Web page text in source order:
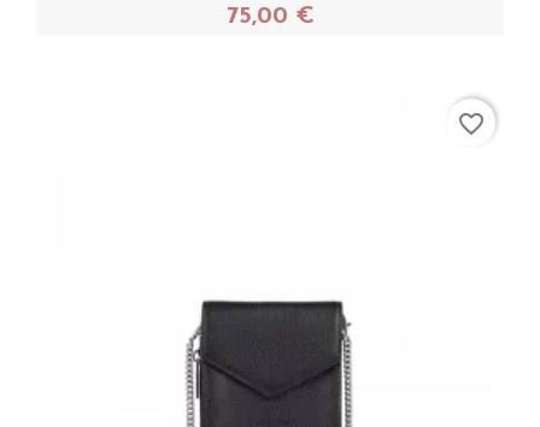
75,00 €
favorite_border